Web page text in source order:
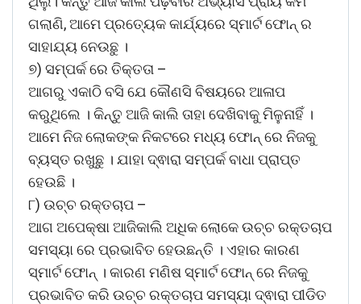
ଗଲାଣି, ଆମେ ପ୍ରତ୍ୟେକ କାର୍ଯ୍ୟରେ ସ୍ମାର୍ଟ ଫୋନ୍ ର
ସାହାଯ୍ୟ ନେଉଛୁ ।
୭) ସମ୍ପର୍କ ରେ ତିକ୍ତତା –
ଆଗରୁ ଏକାଠି ବସି ଯେ କୌଣସି ବିଷୟରେ ଆଳାପ
କରୁଥିଲେ । କିନ୍ତୁ ଆଜି କାଲି ତାହା ଦେଖିବାକୁ ମିଳୁନାହିଁ ।
ଆମେ ନିଜ ଲୋକଙ୍କ ନିକଟରେ ମଧ୍ୟ ଫୋନ୍ ରେ ନିଜକୁ
ବ୍ୟସ୍ତ ରଖୁଛୁ । ଯାହା ଦ୍ଵାରା ସମ୍ପର୍କ ବାଧା ପ୍ରାପ୍ତ
ହେଉଛି ।
୮) ଉଚ୍ଚ ରକ୍ତଚାପ –
ଆଗ ଅପେକ୍ଷା ଆଜିକାଲି ଅଧିକ ଲୋକେ ଉଚ୍ଚ ରକ୍ତଚାପ
ସମସ୍ୟା ରେ ପ୍ରଭାବିତ ହେଉଛନ୍ତି । ଏହାର କାରଣ
ସ୍ମାର୍ଟ ଫୋନ୍ । କାରଣ ମଣିଷ ସ୍ମାର୍ଟ ଫୋନ୍ ରେ ନିଜକୁ
ପ୍ରଭାବିତ କରି ଉଚ୍ଚ ରକ୍ତଚାପ ସମସ୍ୟା ଦ୍ଵାରା ପୀଡିତ